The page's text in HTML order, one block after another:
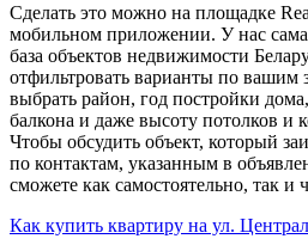
Сделать это можно на площадке
мобильном приложении. У нас
база объектов недвижимости
отфильтровать варианты по вашим
выбрать район, год постройки
балкона и даже высоту потолков и
Чтобы обсудить объект, который
по контактам, указанным в
сможете как самостоятельно, так и
Как купить квартиру на ул.